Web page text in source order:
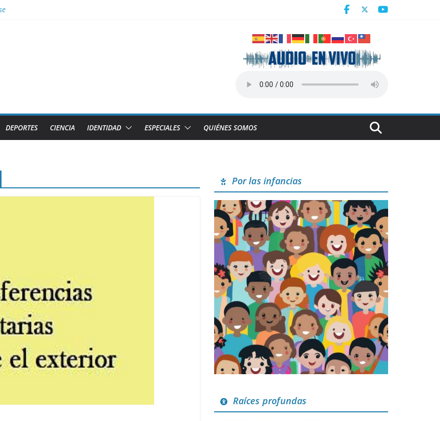
de Caibarién y la preselección de béisbol de Villa Clara en juego de preparación
DEPORTES CIENCIA IDENTIDAD ESPECIALES QUIÉNES SOMOS
Por las infancias
Raíces profundas